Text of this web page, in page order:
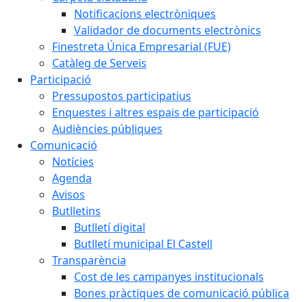
Notificacions electròniques
Validador de documents electrònics
Finestreta Única Empresarial (FUE)
Catàleg de Serveis
Participació
Pressupostos participatius
Enquestes i altres espais de participació
Audiències públiques
Comunicació
Notícies
Agenda
Avisos
Butlletins
Butlletí digital
Butlletí municipal El Castell
Transparència
Cost de les campanyes institucionals
Bones pràctiques de comunicació pública